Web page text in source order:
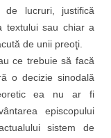
lucruri, justifică
textului sau chiar a
de unii preoţi.
ce trebuie să facă
o decizie sinodală
ea nu ar fi
episcopului
sistem de